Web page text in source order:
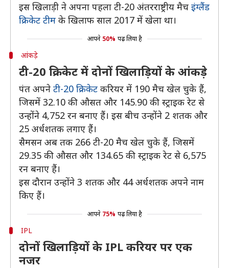
इस खिलाड़ी ने अपना पहला टी-20 अंतरराष्ट्रीय मैच इंग्लैंड
क्रिकेट टीम के खिलाफ साल 2017 में खेला था।
आपने 50% पढ़ लिया है
आंकड़े
टी-20 क्रिकेट में दोनों खिलाड़ियों के आंकड़े
पंत अपने टी-20 क्रिकेट करियर में 190 मैच खेल चुके हैं,
जिसमें 32.10 की औसत और 145.90 की स्ट्राइक रेट से
उन्होंने 4,752 रन बनाए हैं। इस बीच उन्होंने 2 शतक और
25 अर्धशतक लगाए हैं।
सैमसन अब तक 266 टी-20 मैच खेल चुके हैं, जिसमें
29.35 की औसत और 134.65 की स्ट्राइक रेट से 6,575
रन बनाए हैं।
इस दौरान उन्होंने 3 शतक और 44 अर्धशतक अपने नाम
किए हैं।
आपने 75% पढ़ लिया है
IPL
दोनों खिलाड़ियों के IPL करियर पर एक
नजर